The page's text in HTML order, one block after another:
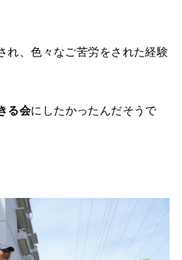
れ、色々なご苦労をされた経験
る会にしたかったんだそうで